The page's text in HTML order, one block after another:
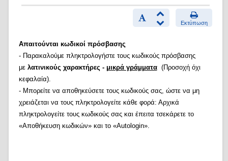
Εκτύπωση
Απαιτούνται κωδικοί πρόσβασης
- Παρακαλούμε πληκτρολογήστε τους κωδικούς πρόσβασης
με λατινικούς χαρακτήρες - μικρά γράμματα(Προσοχή όχι
κεφαλαία).
- Μπορείτε να αποθηκεύσετε τους κωδικούς σας, ώστε να μη
χρειάζεται να τους πληκτρολογείτε κάθε φορά: Αρχικά
πληκτρολογείτε τους κωδικούς σας και έπειτα τσεκάρετε το
«Αποθήκευση κωδικών» και το «Autologin».